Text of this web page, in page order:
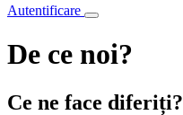
Autentificare
De ce noi?
Ce ne face diferiți?